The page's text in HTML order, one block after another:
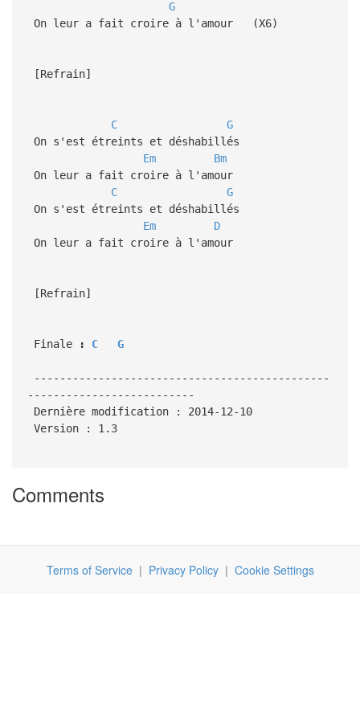
G
On leur a fait croire à l'amour (X6)
[Refrain]
C
G
On s'est étreints et déshabillés
Em
Bm
On leur a fait croire à l'amour
C
G
On s'est étreints et déshabillés
Em
D
On leur a fait croire à l'amour
[Refrain]
Finale : C G
----------------------------------------------
--------------------------
Dernière modification : 2014-12-10
Version : 1.3
Comments
Terms of Service| Privacy Policy| Cookie Settings